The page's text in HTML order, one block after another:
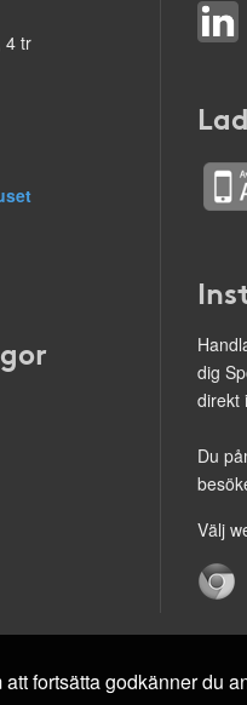
4 tr
dig
direkt
Du
Välj
fortsätta godkänner du